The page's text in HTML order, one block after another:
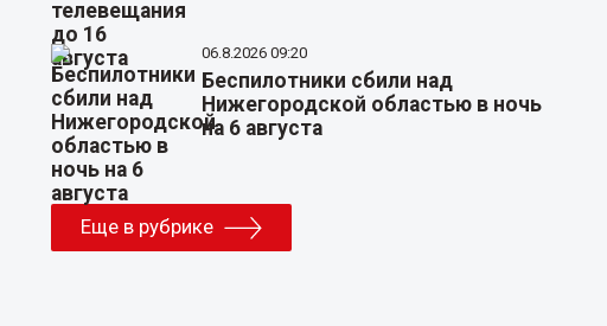
06.8.2026 09:20
Беспилотники сбили над
Нижегородской областью в ночь
на 6 августа
Еще в рубрике